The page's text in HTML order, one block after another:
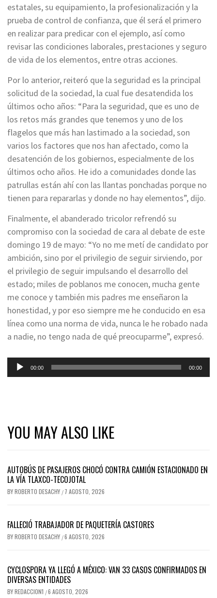
estatales, su equipamiento, la profesionalización y la
prueba de control de confianza, que él será el primero
en realizar para predicar con el ejemplo, así como
revisar las condiciones laborales, prestaciones y seguro
de vida de los elementos, entre otras acciones.
Por lo anterior, reiteró que la seguridad es la principal
solicitud de la sociedad, la cual fue desatendida los
últimos ocho años: “Para la seguridad, que es uno de
los retos más grandes que tenemos y uno de los
flagelos que más han lastimado a la sociedad, son
varios los factores que nos han afectado, como la
desatención de los gobiernos, especialmente de los
últimos ocho años. He ido a comunidades donde las
patrullas están ahí con las llantas ponchadas porque no
tienen para repararlas y donde no hay elementos”, dijo.
Finalmente, el abanderado tricolor refrendó su
compromiso con la sociedad de cara al debate de este
domingo 19 de mayo: “Yo no me metí de candidato por
ambición, sino por el privilegio de seguir sirviendo, por
el privilegio de seguir impulsando el desarrollo del
estado; miles de poblanos me conocen, mucha gente
me conoce y también mis padres me enseñaron la
honestidad, y por eso siempre me he conducido en esa
línea como una norma de vida, nunca le he robado nada
a nadie, no tengo nada de qué preocuparme”, expresó.
Reproductor
de
00:00 00:00
YOU MAY ALSO LIKE
AUTOBÚS DE PASAJEROS CHOCÓ CONTRA CAMIÓN ESTACIONADO EN
LA VÍA TLAXCO-TECOJOTAL
BYROBERTO DESACHY / 7 AGOSTO, 2026
FALLECIÓ TRABAJADOR DE PAQUETERÍA CASTORES
BYROBERTO DESACHY /6 AGOSTO, 2026
CYCLOSPORA YA LLEGÓ A MÉXICO: VAN 33 CASOS CONFIRMADOS EN
DIVERSAS ENTIDADES
BYREDACCION1 /6 AGOSTO, 2026